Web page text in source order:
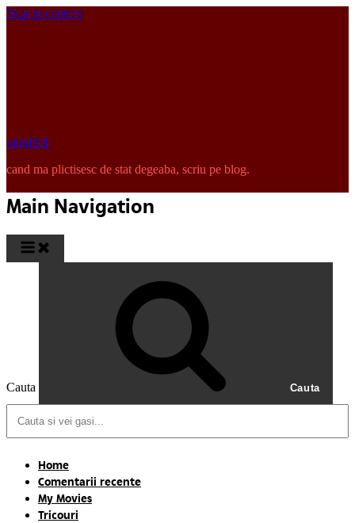
Skip to content
pinkISH
cand ma plictisesc de stat degeaba, scriu pe blog.
Main Navigation
Cauta Cauta
Home
Comentarii recente
My Movies
Tricouri